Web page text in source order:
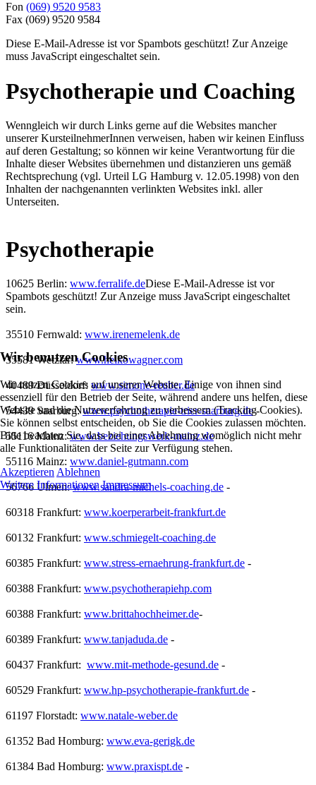
Fon (069) 9520 9583
Fax (069) 9520 9584
Diese E-Mail-Adresse ist vor Spambots geschützt! Zur Anzeige
muss JavaScript eingeschaltet sein.
Psychotherapie und Coaching
Wenngleich wir durch Links gerne auf die Websites mancher
unserer KursteilnehmerInnen verweisen, haben wir keinen Einfluss
auf deren Gestaltung; so können wir keine Verantwortung für die
Inhalte dieser Websites übernehmen und distanzieren uns gemäß
Rechtsprechung (vgl. Urteil LG Hamburg v. 12.05.1998) von den
Inhalten der nachgenannten verlinkten Websites inkl. aller
Unterseiten.
Psychotherapie
10625 Berlin: www.ferralife.deDiese E-Mail-Adresse ist vor
Spambots geschützt! Zur Anzeige muss JavaScript eingeschaltet
sein.
35510 Fernwald: www.irenemelenk.de
35581 Wetzlar:www.heikowagner.com
40489 Düsseldorf: www.simone-reuber.de
54439 Saarburg:www.psychotherapie-trier-saarburg.de-
55116 Mainz:www.beziehungswerk-mainz.de
55116 Mainz: www.daniel-gutmann.com
56766 Ulmen:www.sandra-michels-coaching.de -
60318 Frankfurt: www.koerperarbeit-frankfurt.de
60132 Frankfurt: www.schmiegelt-coaching.de
60385 Frankfurt: www.stress-ernaehrung-frankfurt.de -
60388 Frankfurt: www.psychotherapiehp.com
60388 Frankfurt: www.brittahochheimer.de-
60389 Frankfurt: www.tanjaduda.de -
60437 Frankfurt: www.mit-methode-gesund.de -
60529 Frankfurt: www.hp-psychotherapie-frankfurt.de -
61197 Florstadt: www.natale-weber.de
61352 Bad Homburg: www.eva-gerigk.de
61384 Bad Homburg: www.praxispt.de -
Wir benutzen Cookies
Wir nutzen Cookies auf unserer Website. Einige von ihnen sind
essenziell für den Betrieb der Seite, während andere uns helfen, diese
Website und die Nutzererfahrung zu verbessern (Tracking Cookies).
Sie können selbst entscheiden, ob Sie die Cookies zulassen möchten.
Bitte beachten Sie, dass bei einer Ablehnung womöglich nicht mehr
alle Funktionalitäten der Seite zur Verfügung stehen.
Akzeptieren Ablehnen
Weitere Informationen Impressum